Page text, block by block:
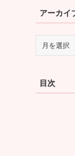
アーカイ
ブ目次